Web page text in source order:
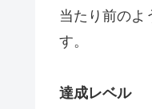
当たり前のよ
す。
達成レベル